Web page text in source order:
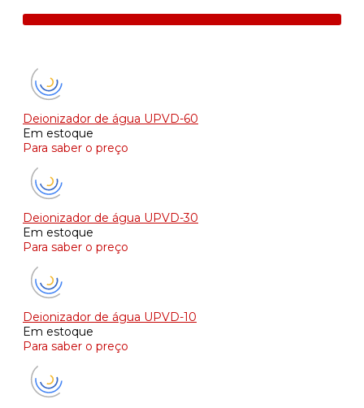
Deionizador de água UPVD-60
Em estoque
Para saber o preço
Deionizador de água UPVD-30
Em estoque
Para saber o preço
Deionizador de água UPVD-10
Em estoque
Para saber o preço